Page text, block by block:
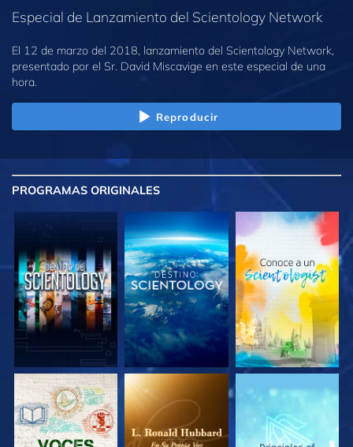
Especial de Lanzamiento del Scientology Network
El 12 de marzo del 2018, lanzamiento del Scientology Network,
presentado por el Sr. David Miscavige en este especial de una
hora.
Reproducir
PROGRAMAS ORIGINALES
EXPLORA LAS
SERIES
EXPLORA LAS
SERIES
EXPLORA LAS
SERIES